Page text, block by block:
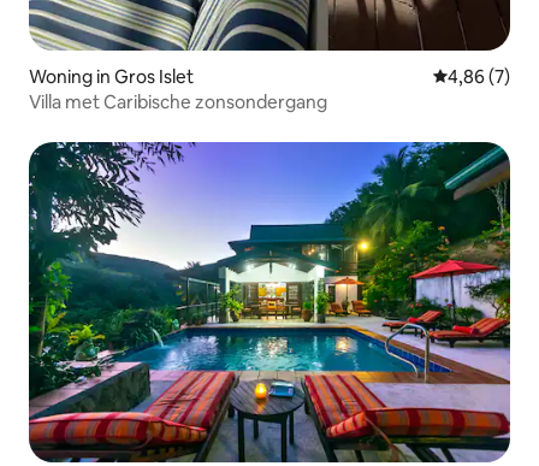
Woning in Gros Islet Gemiddelde
4,86 (7)
Villa met Caribische zonsondergang